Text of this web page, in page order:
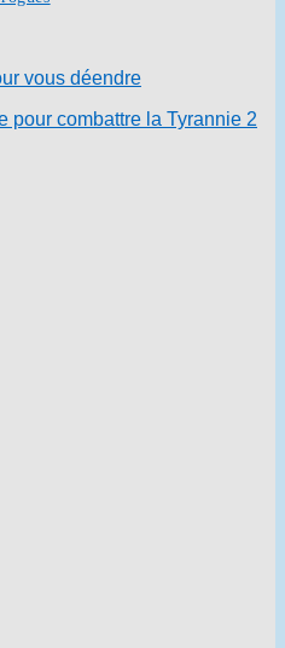
vous déendre
pour combattre la Tyrannie 2